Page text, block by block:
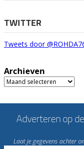
TWITTER
Tweets door
Archieven
Archieven
Adverteren op
Laat je gegevens achter